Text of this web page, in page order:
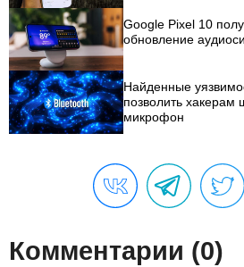
Google Pixel 10
обновление
Найденные
позволить хакерам
микрофон
Комментарии (0)